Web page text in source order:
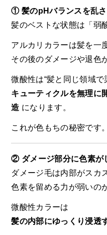
① 髪のpHバランスを乱
髪のベストな状態は「弱
アルカリカラーは髪を一
その後のダメージや退色
微酸性は“髪と同じ領域で
キューティクルを無理に
造 になります。
これが色もちの秘密です。
② ダメージ部分に色素が
ダメージ毛は内部がスカ
色素を留める力が弱いの
微酸性カラーは
髪の内部にゆっくり浸透